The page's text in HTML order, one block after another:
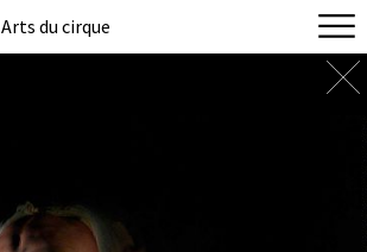
Arts du cirque